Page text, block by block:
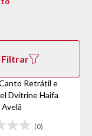
Filtrar
Retrátil e
Dvitrine Haifa
(0)